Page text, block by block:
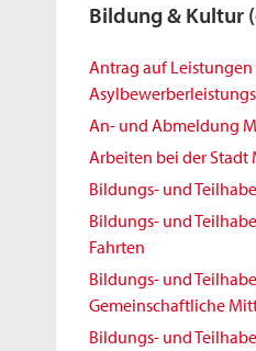
Bildung & Kultur
Antrag auf
An- und Abmeldung
Arbeiten bei der
Bildungs- und
Bildungs- und
Fahrten
Bildungs- und
Gemeinschaftliche
Bildungs- und